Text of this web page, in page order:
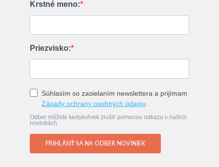
Krstné meno:
Priezvisko:
Súhlasím so zasielaním newslettera a prijímam
Zásady ochrany osobných údajov.
Odber môžete kedykoľvek zrušiť pomocou odkazu v našich
novinkách.
PRIHLÁSIŤ SA NA ODBER NOVINIEK